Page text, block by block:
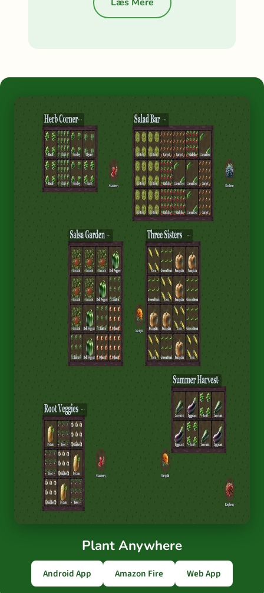
Plant Anywhere
Android App Amazon Fire Web App